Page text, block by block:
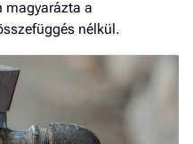
magyarázta a
nélkül.